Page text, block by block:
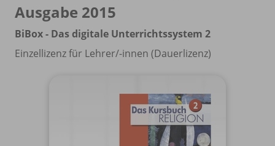
Ausgabe 2015
BiBox - Das digitale Unterrichtssystem 2
Einzellizenz für Lehrer/-innen (Dauerlizenz)